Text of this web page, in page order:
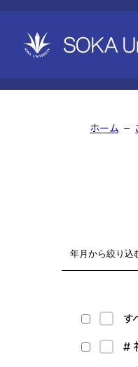
Events
ホーム
す
#